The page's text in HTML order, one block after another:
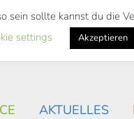
AKTUELLES
sollte kannst du die
settings Akzeptieren